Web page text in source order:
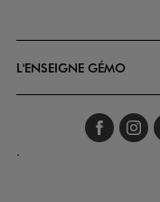
L'ENSEIGNE GÉMO
.